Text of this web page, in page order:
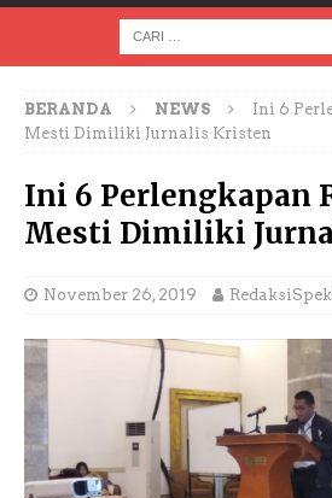
BERANDA NEWS
Ini 6
Mesti Dimiliki Jurnalis Kristen
Ini 6 Perlengkapan
Mesti Dimiliki
November 26, 2019